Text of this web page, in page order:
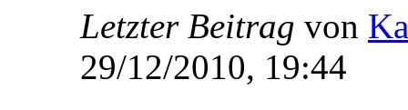
Letzter Beitrag von
29/12/2010, 19:44